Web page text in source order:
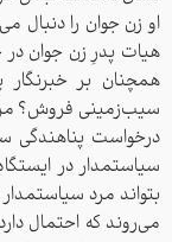
او زن جوان را دنبال
هیات پدرِ زن جوان در
همچنان بر خبرنگار
سیب‌زمینی فروش؟
درخواست پناهندگی
سیاستمدار در
بتواند مرد
می‌روند که احتمال